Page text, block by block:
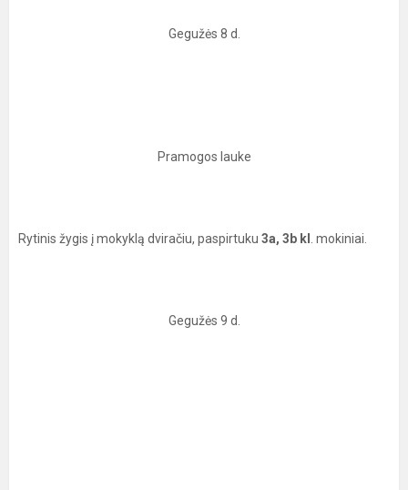
Gegužės 8 d.
Pramogos lauke
Rytinis žygis į mokyklą dviračiu, paspirtuku 3a, 3b kl . mokiniai.
Gegužės 9 d.